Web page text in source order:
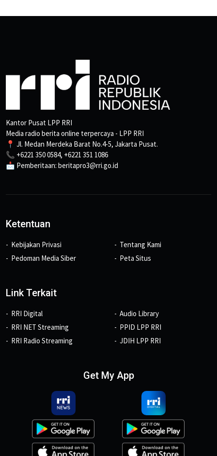
Kantor Pusat LPP RRI
Media radio berita online terpercaya - LPP RRI
📍 Jl. Medan Merdeka Barat No.4-5, Jakarta Pusat.
📞 +6221 350 0584, +6221 351 1086
📩 Pemberitaan: beritapro3@rri.go.id
Ketentuan
Kebijakan Privasi
Pedoman Media Siber
Tentang Kami
Peta Situs
Link Terkait
RRI Digital
RRI NET Streaming
RRI Radio Streaming
Audio Library
PPID LPP RRI
JDIH LPP RRI
Get My App